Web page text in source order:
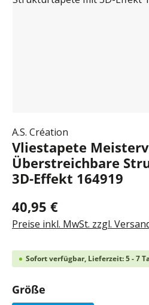
A.S. Création
Vliestapete
Überstreichbare
3D-Effekt 164919
40,95 €
Preise inkl. MwSt. zzgl.
Sofort verfügbar, Lieferzeit: 5 - 7
Größe